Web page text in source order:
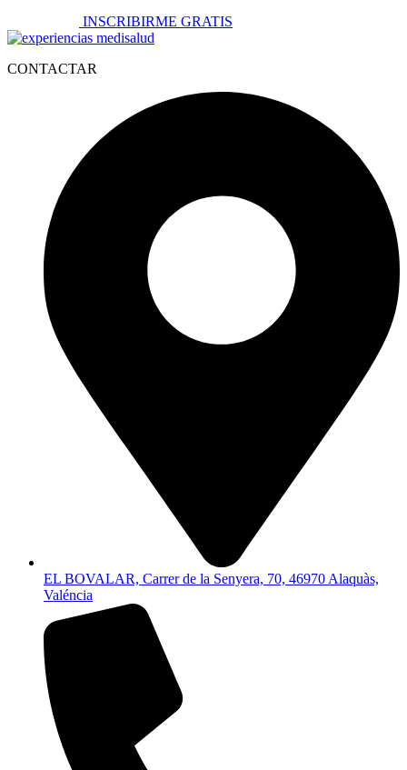
INSCRIBIRME GRATIS
CONTACTAR
EL BOVALAR, Carrer de la Senyera, 70, 46970 Alaquàs,
Valéncia